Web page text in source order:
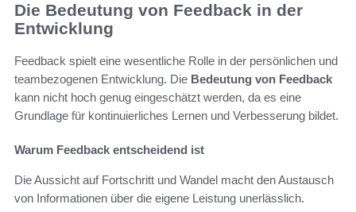
Die Bedeutung von Feedback in der
Entwicklung
Feedback spielt eine wesentliche Rolle in der persönlichen und
teambezogenen Entwicklung. Die Bedeutung von Feedback
kann nicht hoch genug eingeschätzt werden, da es eine
Grundlage für kontinuierliches Lernen und Verbesserung bildet.
Warum Feedback entscheidend ist
Die Aussicht auf Fortschritt und Wandel macht den Austausch
von Informationen über die eigene Leistung unerlässlich.